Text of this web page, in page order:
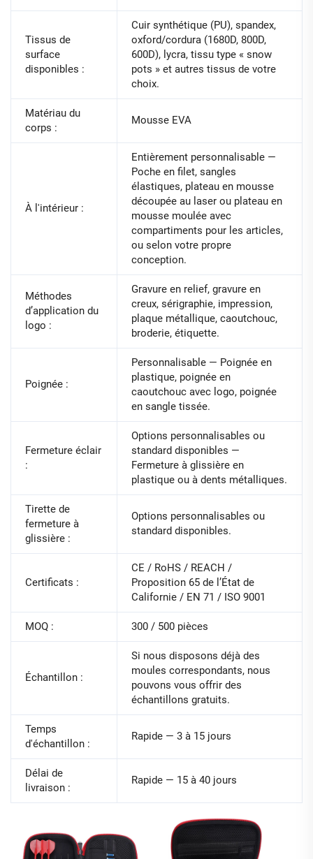
Tissus de
surface
disponibles :
Cuir synthétique (PU), spandex,
oxford/cordura (1680D, 800D,
600D), lycra, tissu type « snow
pots » et autres tissus de votre
choix.
Matériau du
corps :
Mousse EVA
À l'intérieur :
Entièrement personnalisable —
Poche en filet, sangles
élastiques, plateau en mousse
découpée au laser ou plateau en
mousse moulée avec
compartiments pour les articles,
ou selon votre propre
conception.
Méthodes
d’application du
logo :
Gravure en relief, gravure en
creux, sérigraphie, impression,
plaque métallique, caoutchouc,
broderie, étiquette.
Poignée :
Personnalisable — Poignée en
plastique, poignée en
caoutchouc avec logo, poignée
en sangle tissée.
Fermeture éclair
:
Options personnalisables ou
standard disponibles —
Fermeture à glissière en
plastique ou à dents métalliques.
Tirette de
fermeture à
glissière :
Options personnalisables ou
standard disponibles.
Certificats :
CE / RoHS / REACH /
Proposition 65 de l’État de
Californie / EN 71 / ISO 9001
MOQ : 300 / 500 pièces
Échantillon :
Si nous disposons déjà des
moules correspondants, nous
pouvons vous offrir des
échantillons gratuits.
Temps
d'échantillon :
Rapide — 3 à 15 jours
Délai de
livraison :
Rapide — 15 à 40 jours